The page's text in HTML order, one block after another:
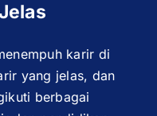
karir di
yang jelas, dan
berbagai